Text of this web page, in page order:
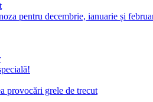
pentru decembrie, ianuarie și
provocări grele de trecut